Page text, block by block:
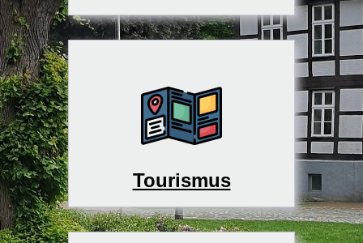
Tourismus